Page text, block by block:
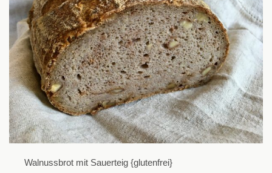
Walnussbrot mit Sauerteig {glutenfrei}